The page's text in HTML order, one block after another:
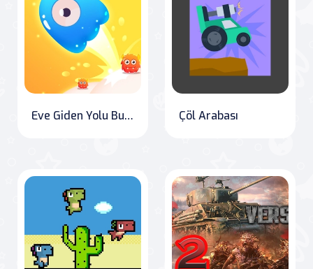
Eve Giden Yolu Bulma Labirent Oyunu Çöl Arabası